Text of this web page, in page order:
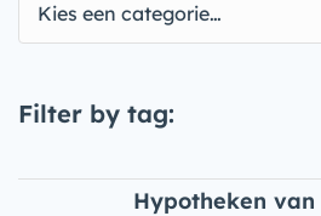
Kies een categorie…
Filter by tag:
Hypotheken van